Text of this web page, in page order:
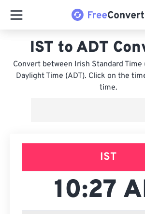
IST to ADT
Convert between Irish Standard Time
Daylight Time (ADT). Click on the
time.
IST